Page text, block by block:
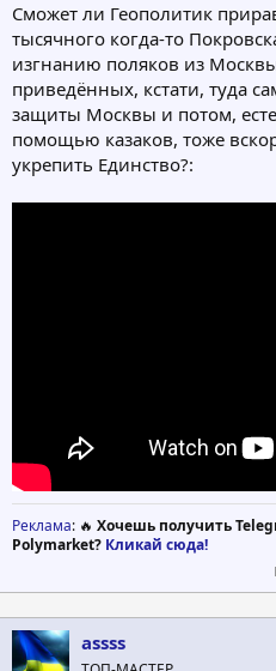
Сможет ли Геополитик
тысячного когда-то
изгнанию поляков из
приведённых, кстати, туда
защиты Москвы и потом,
помощью казаков, тоже
укрепить Единство?:
Реклама: 🔥 Хочешь получить
Polymarket? Кликай сюда!
assss